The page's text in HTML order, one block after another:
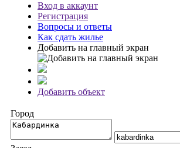
Вход в аккаунт
Регистрация
Вопросы и ответы
Как сдать жилье
Добавить на главный экран
Добавить объект
Город